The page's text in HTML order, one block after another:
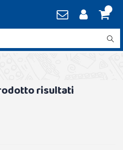
risultati